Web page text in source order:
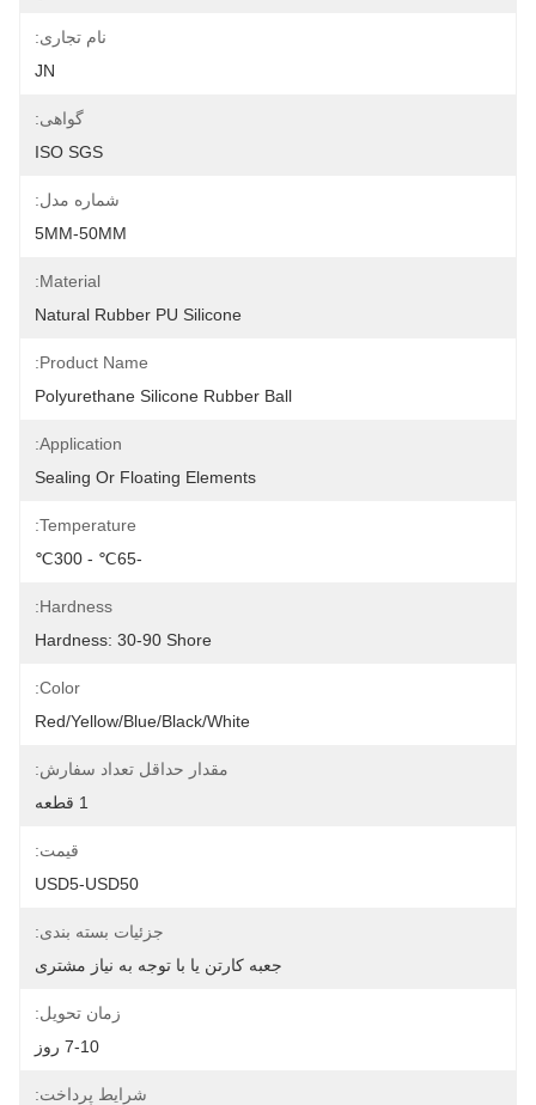
نام تجاری:
JN
گواهی:
ISO SGS
شماره مدل:
5MM-50MM
Material:
Natural Rubber PU Silicone
Product Name:
Polyurethane Silicone Rubber Ball
Application:
Sealing Or Floating Elements
Temperature:
-65℃ - 300℃
Hardness:
Hardness: 30-90 Shore
Color:
Red/Yellow/Blue/Black/White
مقدار حداقل تعداد سفارش:
1 قطعه
قیمت:
USD5-USD50
جزئیات بسته بندی:
جعبه کارتن یا با توجه به نیاز مشتری
زمان تحویل:
7-10 روز
شرایط پرداخت: